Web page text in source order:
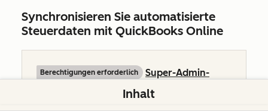
Synchronisieren Sie automatisierte
Steuerdaten mit QuickBooks Online
Berechtigungen erforderlich
Super-Admin-
oderBerechtigungen zum
Inhalt